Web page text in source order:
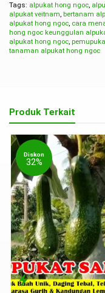
Tags: alpukat hong ngoc,
alpukat veitnam, bertanam
alpukat hong ngoc, cara
hong ngoc keunggulan
alpukat hong ngoc,
tanaman alpukat hong ngoc
Produk Terkait
Diskon
32%